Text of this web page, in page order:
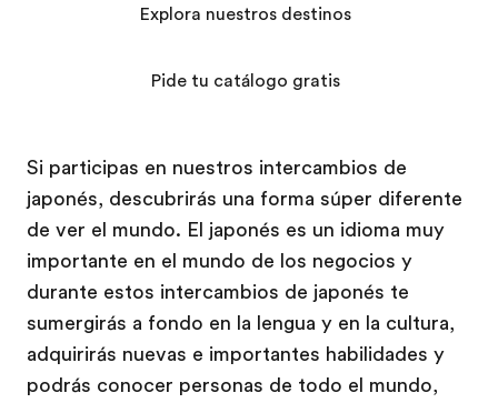
Si participas en nuestros intercambios de
japonés, descubrirás una forma súper diferente
de ver el mundo. El japonés es un idioma muy
importante en el mundo de los negocios y
durante estos intercambios de japonés te
sumergirás a fondo en la lengua y en la cultura,
adquirirás nuevas e importantes habilidades y
podrás conocer personas de todo el mundo,
Explora nuestros destinos
Pide tu catálogo gratis